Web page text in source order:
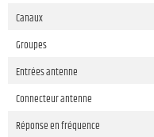
Canaux
Groupes
Entrées antenne
Connecteur antenne
Réponse en fréquence